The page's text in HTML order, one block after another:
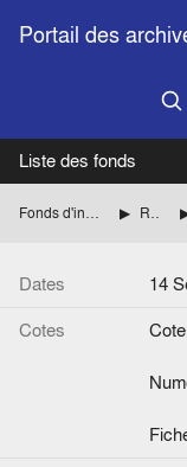
Portail des
Liste des fonds
Fonds d'interviews de la Fondation Jean Monnet Relations Suisse-Europe
Dates
14
Cotes